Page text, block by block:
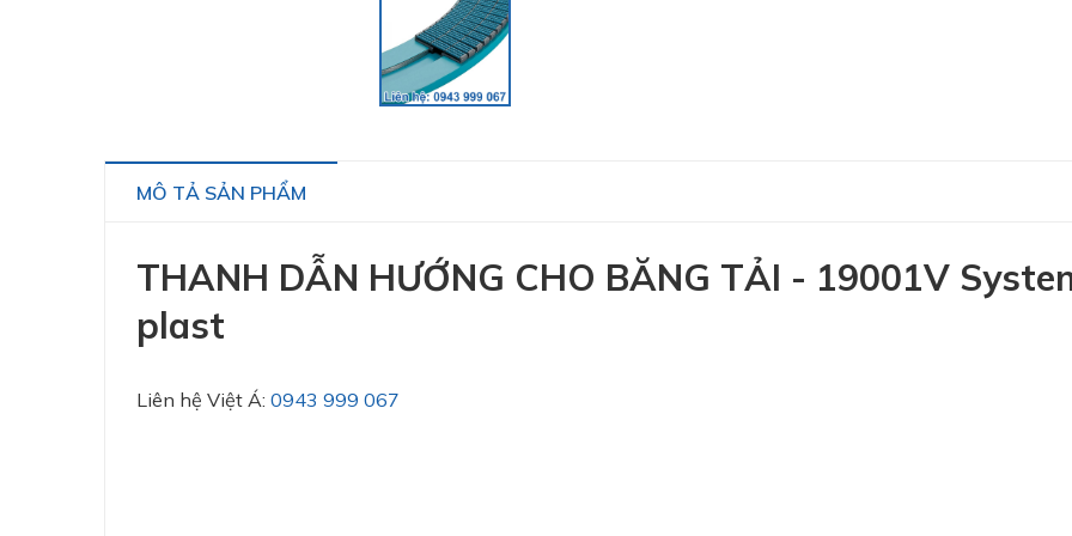
MÔ TẢ SẢN PHẨM
THANH DẪN HƯỚNG CHO BĂNG TẢI - 19001V
plast
Liên hệ Việt Á: 0943 999 067